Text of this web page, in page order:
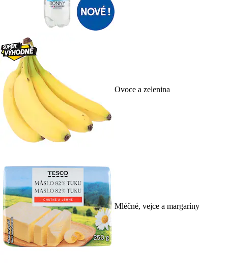
Ovoce a zelenina
Mléčné, vejce a margaríny